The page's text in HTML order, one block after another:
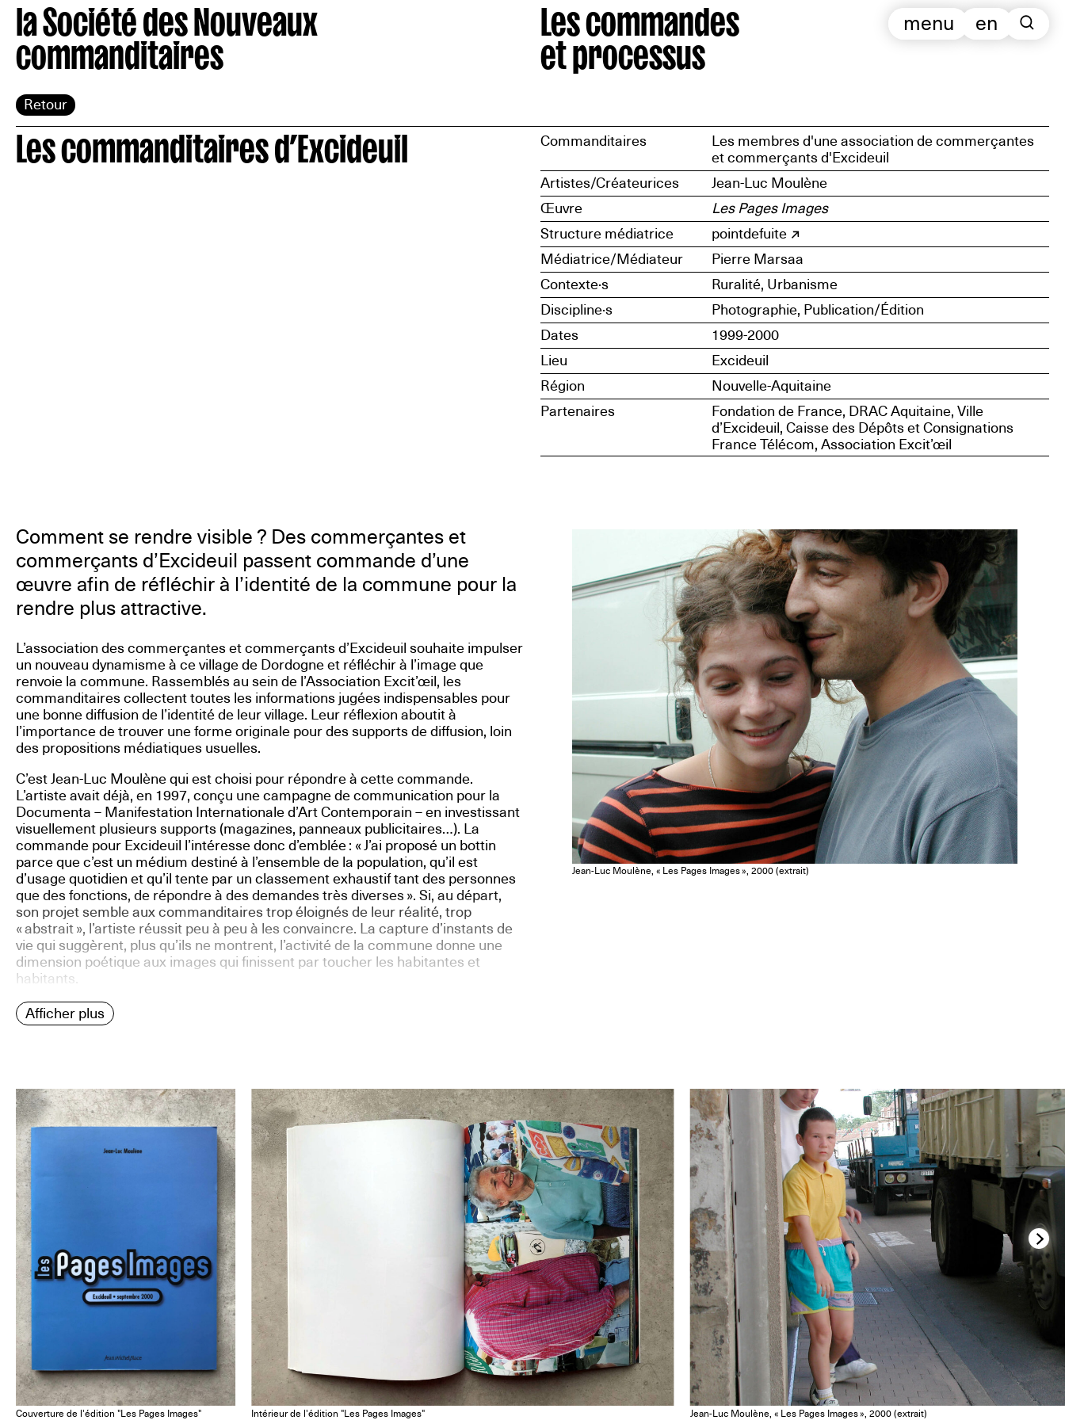
la Société des Nouveaux
commanditaires
Retour
Les commandes
et processus
en
menu
Les commanditaires d’Excideuil Commanditaires
Les membres d'une association de commerçantes
et commerçants d'Excideuil
Artistes/Créateurices
Jean-Luc Moulène
Œuvre
Les Pages Images
Structure médiatrice
pointdefuite
Médiatrice/Médiateur
Pierre Marsaa
Contexte·s
Ruralité, Urbanisme
Discipline·s
Photographie, Publication/Édition
Dates
1999-2000
Lieu
Excideuil
Région
Nouvelle-Aquitaine
Partenaires
Fondation de France, DRAC Aquitaine, Ville
d’Excideuil, Caisse des Dépôts et Consignations
France Télécom, Association Excit’œil
Comment se rendre visible ? Des commerçantes et
commerçants d’Excideuil passent commande d’une
œuvre afin de réfléchir à l’identité de la commune pour la
rendre plus attractive.
L’association des commerçantes et commerçants d’Excideuil souhaite impulser
un nouveau dynamisme à ce village de Dordogne et réfléchir à l’image que
renvoie la commune. Rassemblés au sein de l’Association Excit’œil, les
commanditaires collectent toutes les informations jugées indispensables pour
une bonne diffusion de l’identité de leur village. Leur réflexion aboutit à
l’importance de trouver une forme originale pour des supports de diffusion, loin
des propositions médiatiques usuelles.
C’est Jean-Luc Moulène qui est choisi pour répondre à cette commande.
L’artiste avait déjà, en 1997, conçu une campagne de communication pour la
Documenta – Manifestation Internationale d’Art Contemporain – en investissant
visuellement plusieurs supports (magazines, panneaux publicitaires…). La
commande pour Excideuil l’intéresse donc d’emblée : « J’ai proposé un bottin
parce que c’est un médium destiné à l’ensemble de la population, qu’il est
d’usage quotidien et qu’il tente par un classement exhaustif tant des personnes
que des fonctions, de répondre à des demandes très diverses ». Si, au départ,
son projet semble aux commanditaires trop éloignés de leur réalité, trop
« abstrait », l’artiste réussit peu à peu à les convaincre. La capture d’instants de
vie qui suggèrent, plus qu’ils ne montrent, l’activité de la commune donne une
dimension poétique aux images qui finissent par toucher les habitantes et
habitants.
Afficher plus
Jean-Luc Moulène, « Les Pages Images », 2000 (extrait)
Couverture de l'édition "Les Pages Images" Intérieur de l'édition "Les Pages Images" Jean-Luc Moulène, « Les Pages Images », 2000 (extrait)